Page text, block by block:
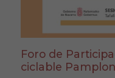
Foro de
ciclable